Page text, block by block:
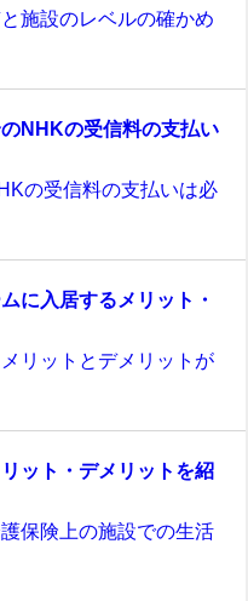
施設のレベルの確かめ
NHKの受信料の支払い
の受信料の支払いは必
に入居するメリット・
リットとデメリットが
ット・デメリットを紹
保険上の施設での生活